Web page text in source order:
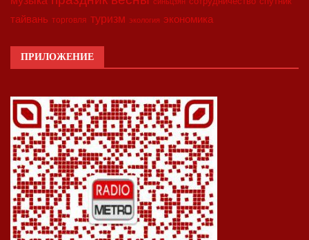
тайвань торговля туризм экология экономика
ПРИЛОЖЕНИЕ